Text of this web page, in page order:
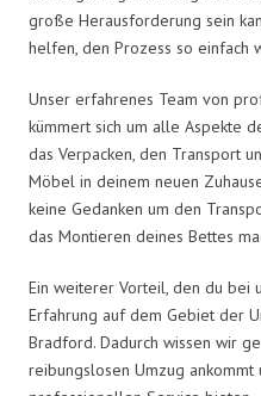
große Herausforderung sein
helfen, den Prozess so einfach
Unser erfahrenes Team von
kümmert sich um alle Aspekte
das Verpacken, den Transport
Möbel in deinem neuen
keine Gedanken um den
das Montieren deines Bettes
Ein weiterer Vorteil, den du bei
Erfahrung auf dem Gebiet der
Bradford. Dadurch wissen wir
reibungslosen Umzug